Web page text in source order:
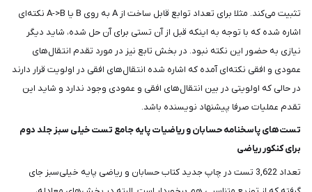
تثبیت می‌کند. مثلا برای تعداد توابع قابل ساخت از A به روی B یا A->B نکته‌ای
اشاره شده که با توجه به اینکه قبل از آن تستی برای آن حل شده، شاید دیگر
نیازی به حضور این نکته نبود. در بخش تابع نیز در مورد تقدم انتقال‌های
عمودی و افقی نکته‌ای آمده که اشاره شده انتقال‌های افقی در اولویت قرار دارند
در حالی که اولویتی در بین انتقال‌های افقی و عمودی وجود ندارد و شاید این
تقدم عملیات صرفا پیشنهاد نویسنده باشد.
تست‌های پاسخنامه حسابان و ریاضیات پایه جامع تست خیلی سبز جلد دوم
برای کنکور ریاضی
تعداد 3,622 تست در چاپ جدید کتاب حسابان و ریاضی پایه خیلی‌سبز جای